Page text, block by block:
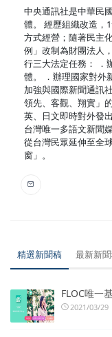
中央通訊社是中華民
體。 經歷組織改造，
方式經營；隨著民主
例」改制為財團法人
行三大法定任務： ．
體。 ．辦理國家對外
加強與國際新聞通訊
領先、客觀、翔實」
英、日文即時對外發
台灣唯一多語文新聞
從台灣民眾延伸至全
窗」。
精選新聞稿 最新新
FLOC唯一
2021/03/29